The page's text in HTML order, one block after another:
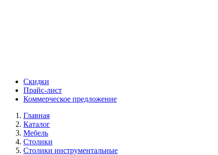
Скидки
Прайс-лист
Коммерческое предложение
Главная
Каталог
Мебель
Столики
Столики инструментальные